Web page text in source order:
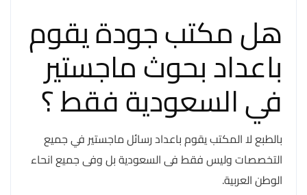
هل مكتب جودة يقوم
باعداد بحوث ماجستير
في السعودية فقط ؟
بالطبع لا المكتب يقوم باعداد رسائل ماجستير في جميع
التخصصات وليس فقط فى السعودية بل وفى جميع انحاء
الوطن العربية.